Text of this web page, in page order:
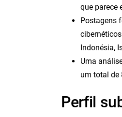
que parece
Postagens
Indonésia,
Uma
um total de
Perfil